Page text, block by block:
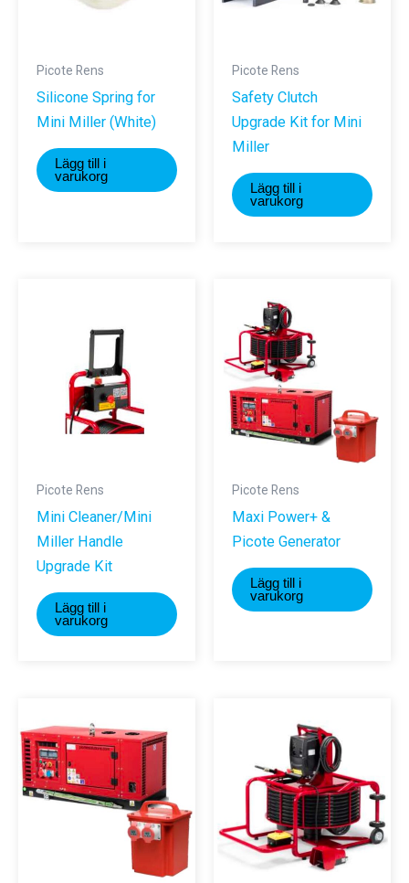
Picote Rens
Silicone Spring for
Mini Miller (White)
Lägg till i
varukorg
Picote Rens
Safety Clutch
Upgrade Kit for Mini
Miller
Lägg till i
varukorg
Picote Rens
Mini Cleaner/Mini
Miller Handle
Upgrade Kit
Lägg till i
varukorg
Picote Rens
Maxi Power+ &
Picote Generator
Lägg till i
varukorg